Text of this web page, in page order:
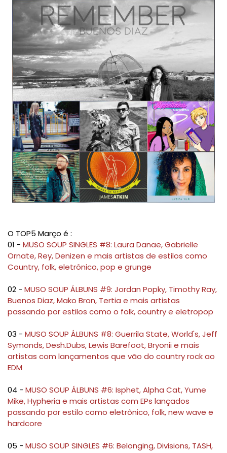
O TOP5 Março é :
01 - MUSO SOUP SINGLES #8: Laura Danae, Gabrielle
Ornate, Rey, Denizen e mais artistas de estilos como
Country, folk, eletrônico, pop e grunge
02 - MUSO SOUP ÁLBUNS #9: Jordan Popky, Timothy Ray,
Buenos Diaz, Mako Bron, Tertia e mais artistas
passando por estilos como o folk, country e eletropop
03 - MUSO SOUP ÁLBUNS #8: Guerrila State, World's, Jeff
Symonds, Desh.Dubs, Lewis Barefoot, Bryonii e mais
artistas com lançamentos que vão do country rock ao
EDM
04 - MUSO SOUP ÁLBUNS #6: Isphet, Alpha Cat, Yume
Mike, Hypheria e mais artistas com EPs lançados
passando por estilo como eletrônico, folk, new wave e
hardcore
05 - MUSO SOUP SINGLES #6: Belonging, Divisions, TASH,